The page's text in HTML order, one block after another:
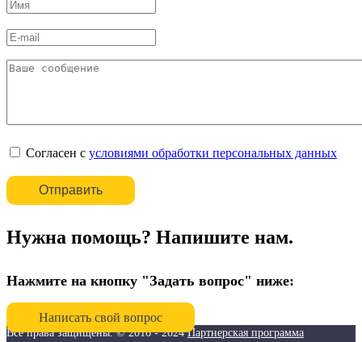
Согласен с условиями обработки персональных данных
Нужна помощь? Напишите нам.
Нажмите на кнопку "Задать вопрос" ниже:
Написать свой вопрос
Все права защищены. © 2016 - 2024Партнерская программа